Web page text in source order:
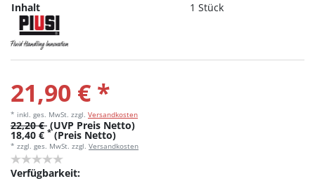
Inhalt
1 Stück
21,90 € *
* inkl. ges. MwSt. zzgl. Versandkosten
22,20 € (UVP Preis Netto)
18,40 € * (Preis Netto)
* zzgl. ges. MwSt. zzgl. Versandkosten
Verfügbarkeit: